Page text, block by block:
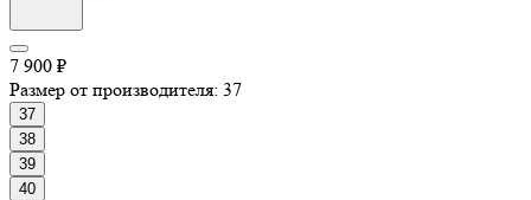
7 900 ₽
Размер от производителя: 37
37
38
39
40